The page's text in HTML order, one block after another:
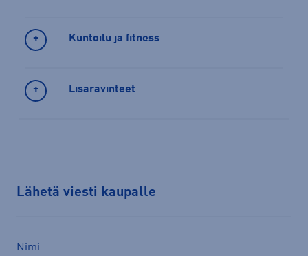
Kuntoilu ja fitness
Lisäravinteet
Lähetä viesti kaupalle
Nimi